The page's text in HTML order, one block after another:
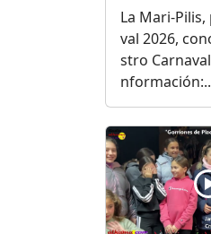
La Mari-
val 2026,
stro